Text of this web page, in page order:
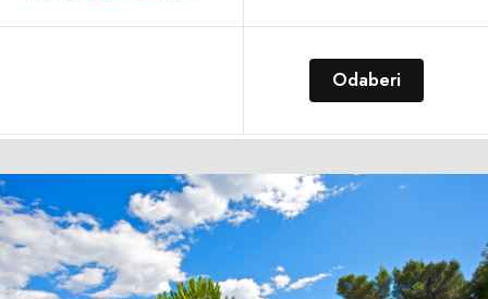
Odaberi